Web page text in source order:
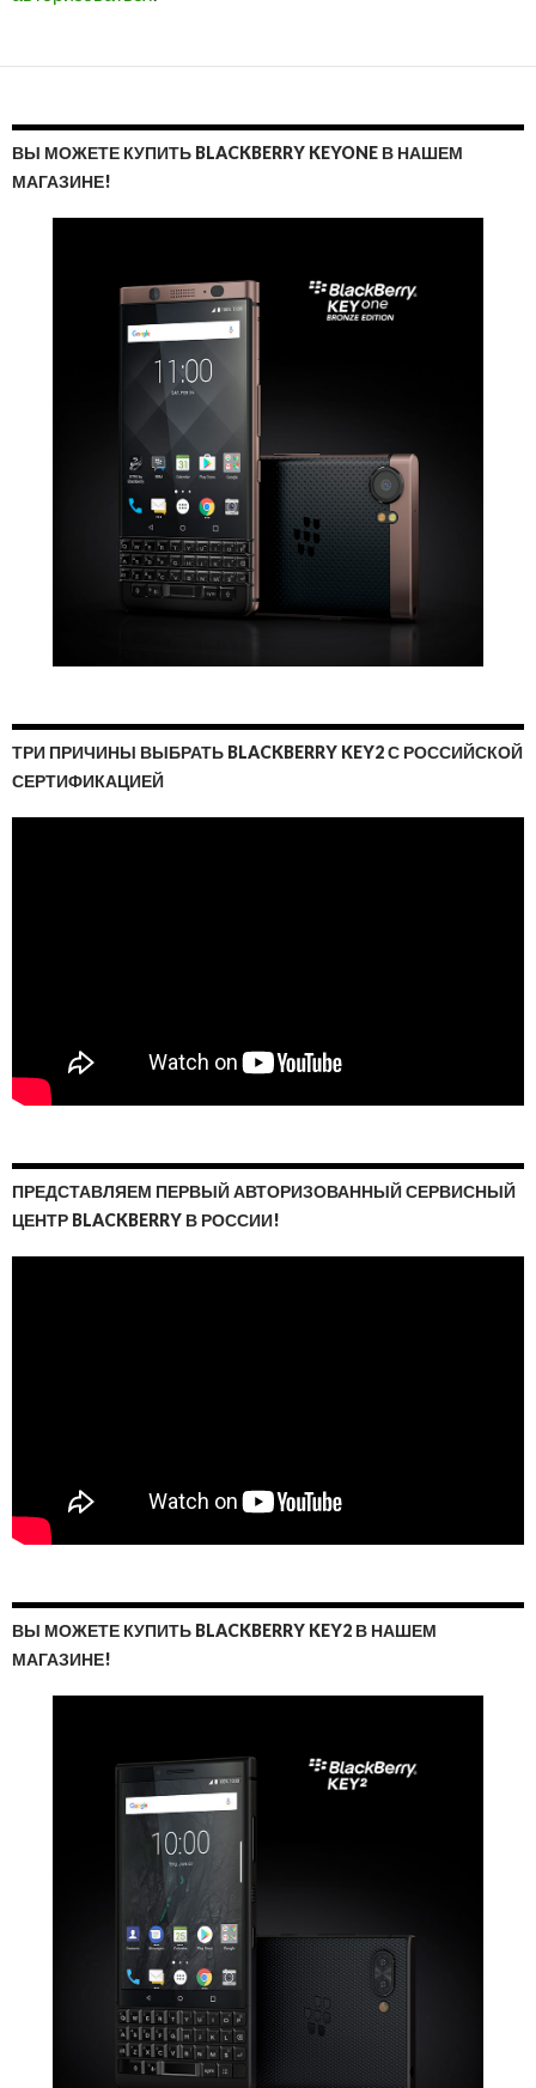
ВЫ МОЖЕТЕ КУПИТЬ BLACKBERRY KEYONE В НАШЕМ
МАГАЗИНЕ!
ТРИ ПРИЧИНЫ ВЫБРАТЬ BLACKBERRY KEY2 С РОССИЙСКОЙ
СЕРТИФИКАЦИЕЙ
ПРЕДСТАВЛЯЕМ ПЕРВЫЙ АВТОРИЗОВАННЫЙ СЕРВИСНЫЙ
ЦЕНТР BLACKBERRY В РОССИИ!
ВЫ МОЖЕТЕ КУПИТЬ BLACKBERRY KEY2 В НАШЕМ
МАГАЗИНЕ!